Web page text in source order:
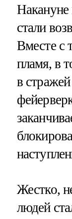
Накануне
стали
Вместе с
пламя, в
в
Жестко,
людей